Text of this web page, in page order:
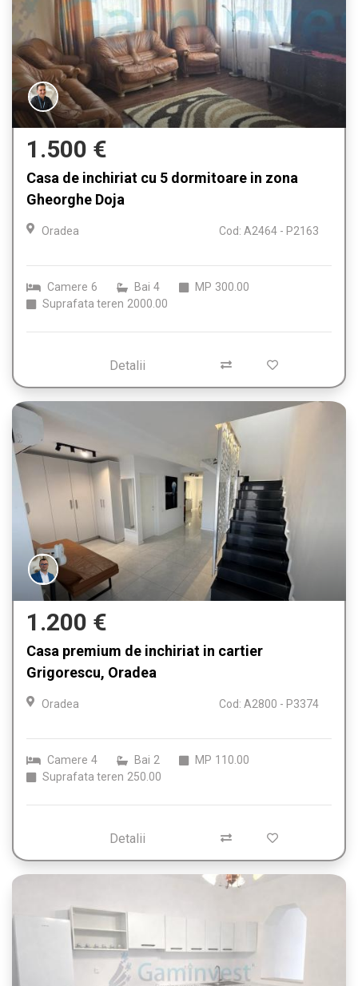
1.500 €
Casa de inchiriat cu 5 dormitoare in zona
Gheorghe Doja
Oradea Cod: A2464 - P2163
Camere 6 Bai 4 MP 300.00
Suprafata teren 2000.00
Detalii
1.200 €
Casa premium de inchiriat in cartier
Grigorescu, Oradea
Oradea Cod: A2800 - P3374
Camere 4 Bai 2 MP 110.00
Suprafata teren 250.00
Detalii